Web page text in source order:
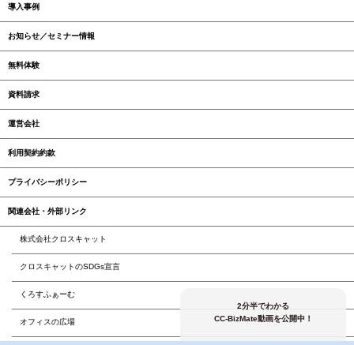
導入事例
お知らせ／セミナー情報
無料体験
資料請求
運営会社
利用契約約款
プライバシーポリシー
関連会社・外部リンク
株式会社クロスキャット
クロスキャットのSDGs宣言
くろすふぁーむ
オフィスの広場
2分半でわかる
CC-BizMate動画を公開中！